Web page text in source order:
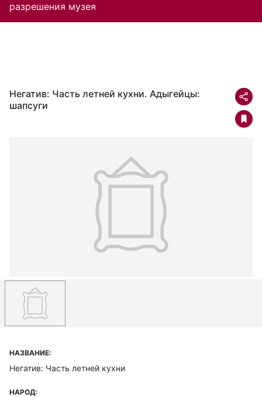
разрешения музея
Негатив: Часть летней кухни. Адыгейцы:
шапсуги
НАЗВАНИЕ:
Негатив: Часть летней кухни
НАРОД: